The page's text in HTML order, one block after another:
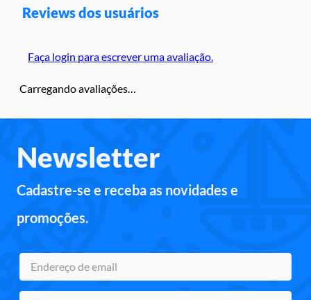
Reviews dos usuários
Faça login para escrever uma avaliação.
Carregando avaliações…
Newsletter
Cadastre-se e receba as novidades e
promoções.